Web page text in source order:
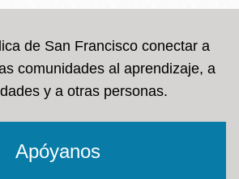
de San Francisco conectar a
comunidades al aprendizaje, a
y a otras personas.
Apóyanos